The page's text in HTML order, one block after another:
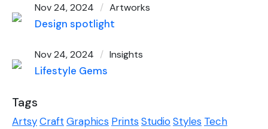
Nov 24, 2024 Artworks
Design spotlight
Nov 24, 2024 Insights
Lifestyle Gems
Tags
ArtsyCraft Graphics PrintsStudioStyles Tech